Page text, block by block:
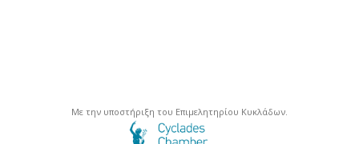
Με την υποστήριξη του Επιμελητηρίου Κυκλάδων.